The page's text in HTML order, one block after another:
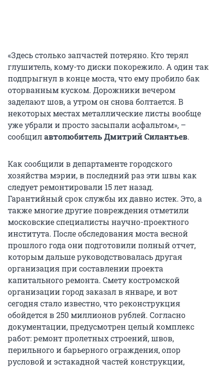
«Здесь столько запчастей потеряно. Кто терял
глушитель, кому-то диски покорежило. А один так
подпрыгнул в конце моста, что ему пробило бак
оторванным куском. Дорожники вечером
заделают шов, а утром он снова болтается. В
некоторых местах металлические листы вообще
уже убрали и просто засыпали асфальтом», –
сообщилавтолюбитель Дмитрий Силантьев.
Как сообщили в департаменте городского
хозяйства мэрии, в последний раз эти швы как
следует ремонтировали 15 лет назад.
Гарантийный срок службы их давно истек. Это, а
также многие другие повреждения отметили
московские специалисты научно-проектного
института. После обследования моста весной
прошлого года они подготовили полный отчет,
которым дальше руководствовалась другая
организация при составлении проекта
капитального ремонта. Смету костромской
организации город заказал в январе, и вот
сегодня стало известно, что реконструкция
обойдется в 250 миллионов рублей. Согласно
документации, предусмотрен целый комплекс
работ: ремонт пролетных строений, швов,
перильного и барьерного ограждения, опор
русловой и эстакадной частей конструкции,